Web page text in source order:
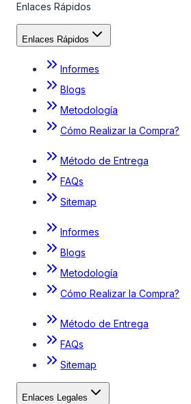
Enlaces Rápidos
Enlaces Rápidos
Informes
Blogs
Metodología
Cómo Realizar la Compra?
Método de Entrega
FAQs
Sitemap
Informes
Blogs
Metodología
Cómo Realizar la Compra?
Método de Entrega
FAQs
Sitemap
Enlaces Legales